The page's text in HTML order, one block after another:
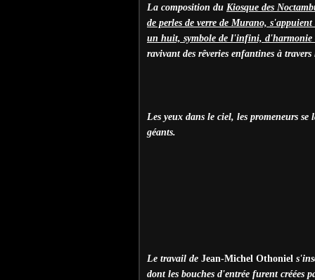
La composition du Kiosque des
de perles de verre de Murano,
un huit, symbole de l'infini, d'harmonie
ravivant des rêveries enfantines à
Les yeux dans le ciel, les promeneurs se
géants.
Le travail de Jean-Michel Othoniel
dont les bouches d'entrée furent créées